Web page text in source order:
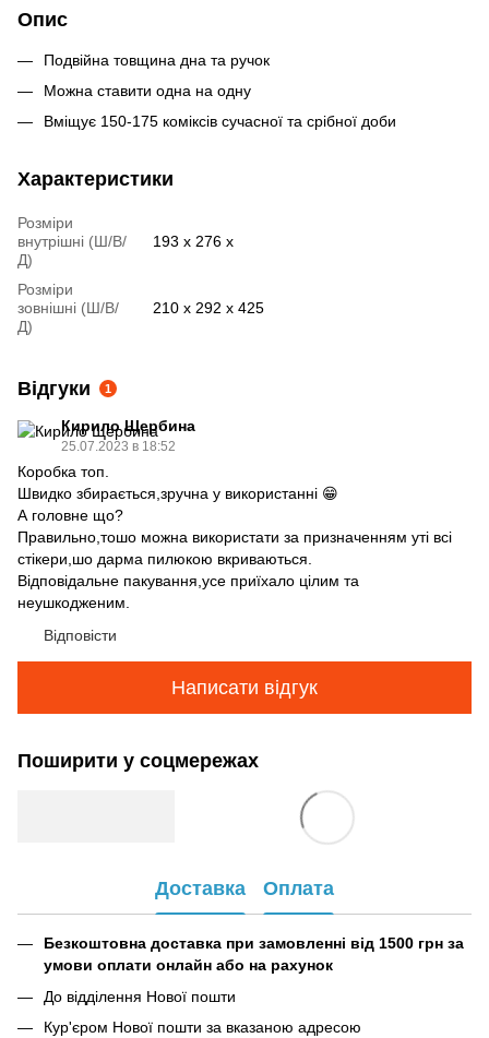
Опис
Подвійна товщина дна та ручок
Можна ставити одна на одну
Вміщує 150-175 коміксів сучасної та срібної доби
Характеристики
Розміри
внутрішні (Ш/В/
Д)
193 x 276 x
Розміри
зовнішні (Ш/В/
Д)
210 x 292 x 425
Відгуки 1
Кирило Щербина
25.07.2023 в 18:52
Коробка топ.
Швидко збирається,зручна у використанні 😁
А головне що?
Правильно,тошо можна використати за призначенням уті всі
стікери,шо дарма пилюкою вкриваються.
Відповідальне пакування,усе приїхало цілим та
неушкодженим.
Відповісти
Написати відгук
Поширити у соцмережах
Доставка Оплата
Безкоштовна доставка при замовленні від 1500 грн за
умови оплати онлайн або на рахунок
До відділення Нової пошти
Кур'єром Нової пошти за вказаною адресою